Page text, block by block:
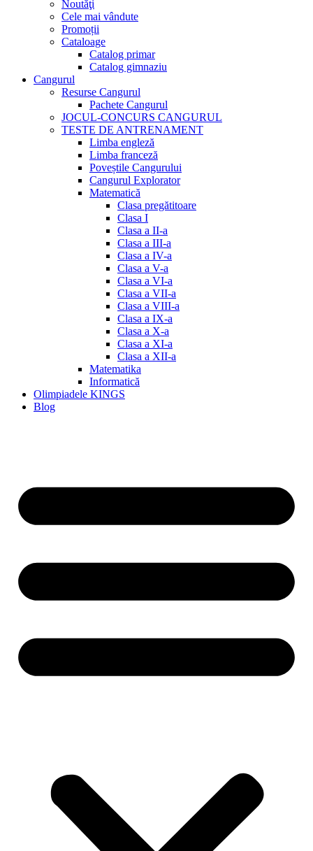
Noutăţi
Cele mai vândute
Promoții
Cataloage
Catalog primar
Catalog gimnaziu
Cangurul
Resurse Cangurul
Pachete Cangurul
JOCUL-CONCURS CANGURUL
TESTE DE ANTRENAMENT
Limba engleză
Limba franceză
Poveștile Cangurului
Cangurul Explorator
Matematică
Clasa pregătitoare
Clasa I
Clasa a II-a
Clasa a III-a
Clasa a IV-a
Clasa a V-a
Clasa a VI-a
Clasa a VII-a
Clasa a VIII-a
Clasa a IX-a
Clasa a X-a
Clasa a XI-a
Clasa a XII-a
Matematika
Informatică
Olimpiadele KINGS
Blog